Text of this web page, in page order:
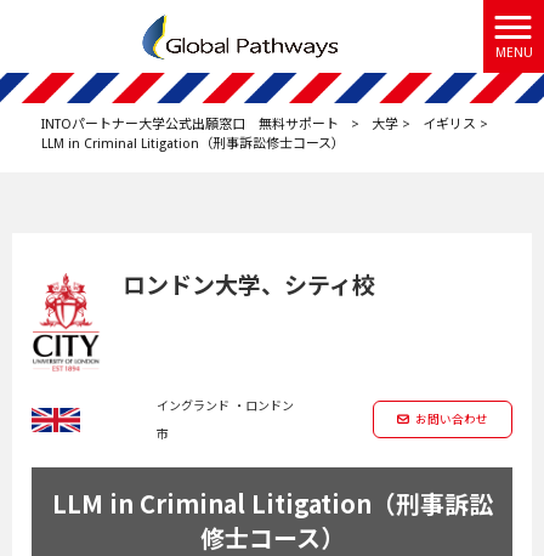
MENU
INTOパートナー大学公式出願窓口 無料サポート > 大学 > イギリス >
LLM in Criminal Litigation（刑事訴訟修士コース）
ロンドン大学、シティ校
イングランド ・ロンドン
市
お問い合わせ
LLM in Criminal Litigation（刑事訴訟
修士コース）